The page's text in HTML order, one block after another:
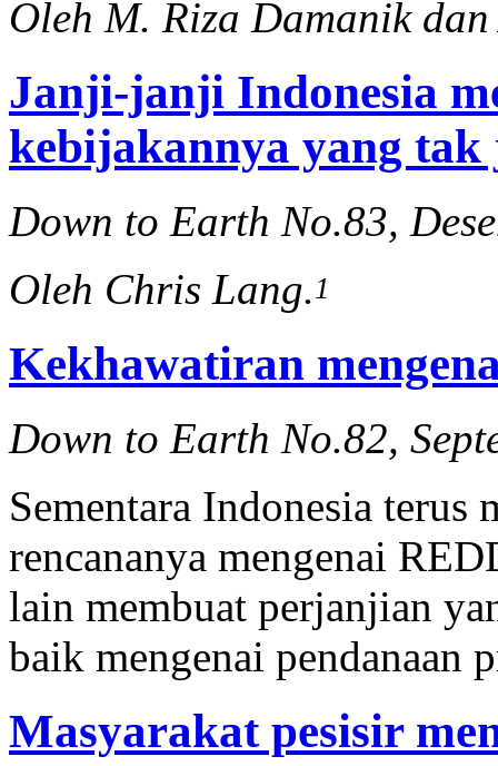
Oleh M. Riza Damanik
Janji-janji Indonesia
kebijakannya yang tak
Down to Earth No.83,
Oleh Chris Lang. 1
Kekhawatiran
Down to Earth No.82,
Sementara Indonesia terus
rencananya mengenai
lain membuat perjanjian
baik mengenai pendanaan
Masyarakat pesisir